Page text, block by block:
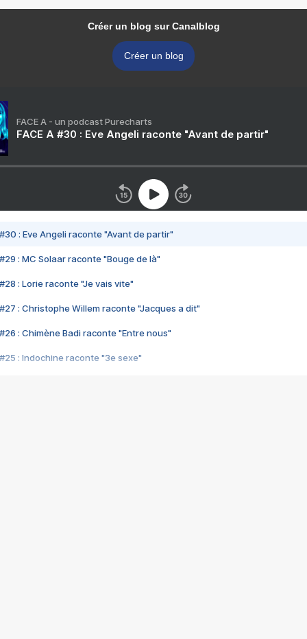
Créer un blog sur Canalblog
Créer un blog
FACE A - un podcast Purecharts
FACE A #30 : Eve Angeli raconte "Avant de partir"
#30 : Eve Angeli raconte "Avant de partir"
#29 : MC Solaar raconte "Bouge de là"
#28 : Lorie raconte "Je vais vite"
#27 : Christophe Willem raconte "Jacques a dit"
#26 : Chimène Badi raconte "Entre nous"
#25 : Indochine raconte "3e sexe"